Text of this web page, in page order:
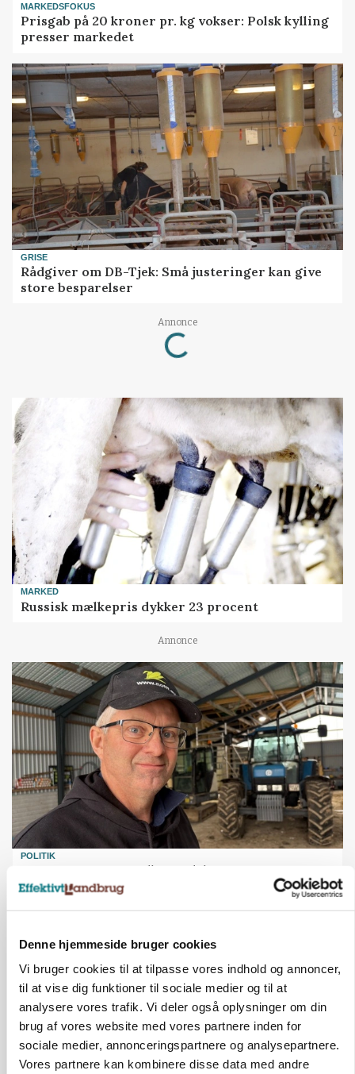
Denne hjemmeside bruger cookies
Vi bruger cookies til at tilpasse vores indhold og annoncer,
til at vise dig funktioner til sociale medier og til at
analysere vores trafik. Vi deler også oplysninger om din
brug af vores website med vores partnere inden for
sociale medier, annonceringspartnere og analysepartnere.
Vores partnere kan kombinere disse data med andre
MARKEDSFOKUS
Prisgab på 20 kroner pr. kg vokser: Polsk kylling
presser markedet
GRISE
Rådgiver om DB-Tjek: Små justeringer kan give
store besparelser
Annonce
Loading...
MARKED
Russisk mælkepris dykker 23 procent
Annonce
POLITIK
»Nu stopper I«: Landbrugsdebattør og
protestgruppe vil demonstrere mod ny
KVÆG
Snart kan man søge tilskud til naturprojekter
Annonce
Loading...